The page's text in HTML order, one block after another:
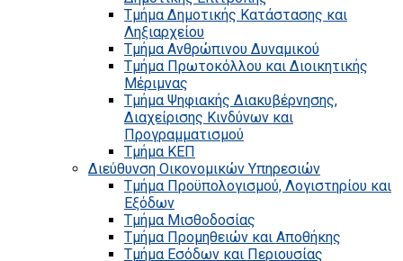
Τμήμα Δημοτικής Κατάστασης και
Ληξιαρχείου
Τμήμα Ανθρώπινου Δυναμικού
Τμήμα Πρωτοκόλλου και Διοικητικής
Μέριμνας
Τμήμα Ψηφιακής Διακυβέρνησης,
Διαχείρισης Κινδύνων και
Προγραμματισμού
Τμήμα ΚΕΠ
Διεύθυνση Οικονομικών Υπηρεσιών
Τμήμα Προϋπολογισμού, Λογιστηρίου και
Εξόδων
Τμήμα Μισθοδοσίας
Τμήμα Προμηθειών και Αποθήκης
Τμήμα Εσόδων και Περιουσίας